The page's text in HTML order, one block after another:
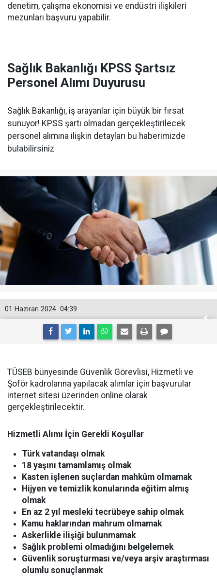
denetim, çalışma ekonomisi ve endüstri ilişkileri
mezunları başvuru yapabilir.
Sağlık Bakanlığı KPSS Şartsız
Personel Alımı Duyurusu
Sağlık Bakanlığı, iş arayanlar için büyük bir fırsat
sunuyor! KPSS şartı olmadan gerçekleştirilecek
personel alımına ilişkin detayları bu haberimizde
bulabilirsiniz
04:39
01 Haziran 2024
TÜSEB bünyesinde Güvenlik Görevlisi, Hizmetli ve
Şoför kadrolarına yapılacak alımlar için başvurular
internet sitesi üzerinden online olarak
gerçekleştirilecektir.
Hizmetli Alımı İçin Gerekli Koşullar
Türk vatandaşı olmak
18 yaşını tamamlamış olmak
Kasten işlenen suçlardan mahkûm olmamak
Hijyen ve temizlik konularında eğitim almış
olmak
En az 2 yıl mesleki tecrübeye sahip olmak
Kamu haklarından mahrum olmamak
Askerlikle ilişiği bulunmamak
Sağlık problemi olmadığını belgelemek
Güvenlik soruşturması ve/veya arşiv araştırması
olumlu sonuçlanmak